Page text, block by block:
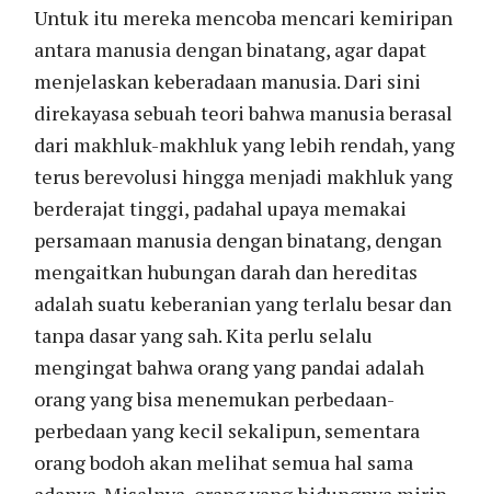
Untuk itu mereka mencoba mencari kemiripan
antara manusia dengan binatang, agar dapat
menjelaskan keberadaan manusia. Dari sini
direkayasa sebuah teori bahwa manusia berasal
dari makhluk-makhluk yang lebih rendah, yang
terus berevolusi hingga menjadi makhluk yang
berderajat tinggi, padahal upaya memakai
persamaan manusia dengan binatang, dengan
mengaitkan hubungan darah dan hereditas
adalah suatu keberanian yang terlalu besar dan
tanpa dasar yang sah. Kita perlu selalu
mengingat bahwa orang yang pandai adalah
orang yang bisa menemukan perbedaan-
perbedaan yang kecil sekalipun, sementara
orang bodoh akan melihat semua hal sama